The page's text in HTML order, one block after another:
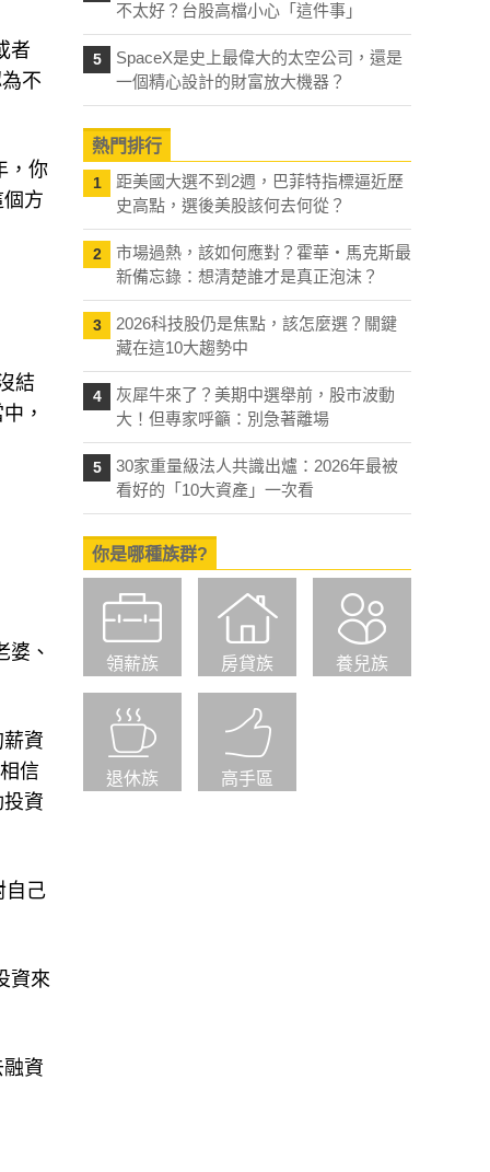
不
個方
，
信
資
不太好？台股高檔小心「這件事」
5
SpaceX是史上最偉大的太空公司，還是
一個精心設計的財富放大機器？
熱門排行
1
距美國大選不到2週，巴菲特指標逼近歷
史高點，選後美股該何去何從？
2
市場過熱，該如何應對？霍華・馬克斯最
新備忘錄：想清楚誰才是真正泡沫？
3
2026科技股仍是焦點，該怎麼選？關鍵
藏在這10大趨勢中
4
灰犀牛來了？美期中選舉前，股市波動
大！但專家呼籲：別急著離場
5
30家重量級法人共識出爐：2026年最被
看好的「10大資產」一次看
你是哪種族群?
領薪族 房貸族 養兒族
退休族 高手區